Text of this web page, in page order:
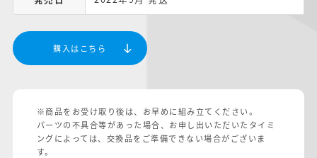
購入はこちら
※商品をお受け取り後は、お早めに組み立てください。
パーツの不具合等があった場合、お申し出いただいたタイミ
ングによっては、交換品をご準備できない場合がございま
す。